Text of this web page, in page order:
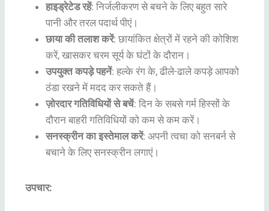
हाइड्रेटेड रहें: निर्जलीकरण से बचने के लिए बहुत सारे
पानी और तरल पदार्थ पीएं।
छाया की तलाश करें: छायांकित क्षेत्रों में रहने की कोशिश
करें, खासकर चरम सूर्य के घंटों के दौरान।
उपयुक्त कपड़े पहनें: हल्के रंग के, ढीले-ढाले कपड़े आपको
ठंडा रखने में मदद कर सकते हैं।
ज़ोरदार गतिविधियों से बचें: दिन के सबसे गर्म हिस्सों के
दौरान बाहरी गतिविधियों को कम से कम करें।
सनस्क्रीन का इस्तेमाल करें: अपनी त्वचा को सनबर्न से
बचाने के लिए सनस्क्रीन लगाएं।
उपचार: